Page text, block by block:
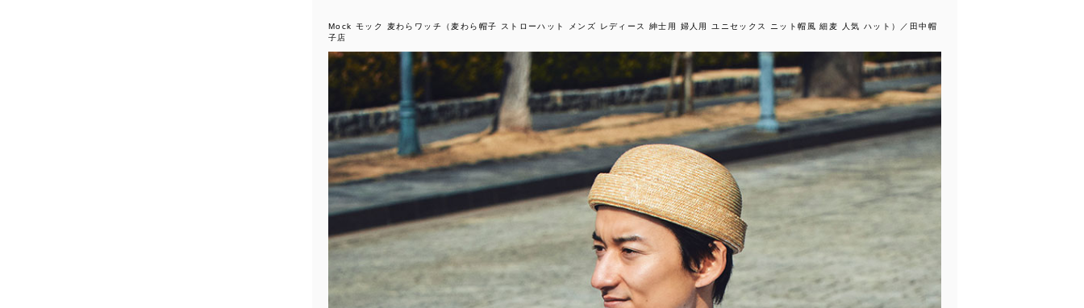
Mock モック 麦わらワッチ（麦わら帽子 ストローハット メンズ レディース 紳士用 婦人用 ユニセックス ニット帽風 細麦 人気 ハット）／田中帽
子店